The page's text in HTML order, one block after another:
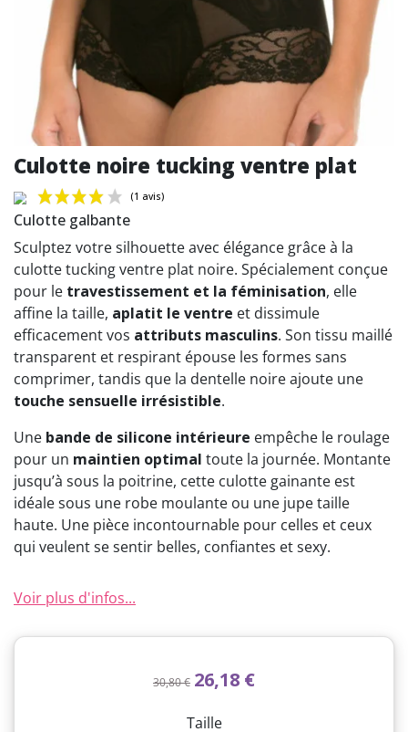
Culotte noire tucking ventre plat
Culotte galbante
Sculptez votre silhouette avec élégance grâce à la
culotte tucking ventre plat noire. Spécialement conçue
pour le travestissement et la féminisation, elle
affine la taille, aplatit le ventre et dissimule
efficacement vos attributs masculins. Son tissu maillé
transparent et respirant épouse les formes sans
comprimer, tandis que la dentelle noire ajoute une
touche sensuelle irrésistible.
Une bande de silicone intérieure empêche le roulage
pour un maintien optimal toute la journée. Montante
jusqu’à sous la poitrine, cette culotte gainante est
idéale sous une robe moulante ou une jupe taille
haute. Une pièce incontournable pour celles et ceux
qui veulent se sentir belles, confiantes et sexy.
Voir plus d'infos...
30,80 € 26,18 €
Taille